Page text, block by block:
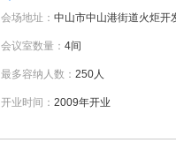
会场地址： 中山市中山港街道火炬开
会议室数量： 4间
最多容纳人数： 250人
开业时间： 2009年开业